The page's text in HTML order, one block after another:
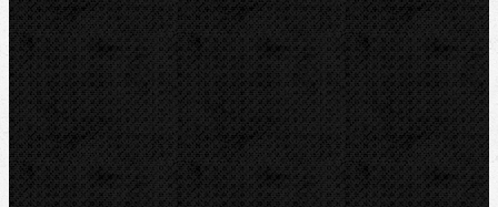
Příslušenství
Transportní boxy
Značky